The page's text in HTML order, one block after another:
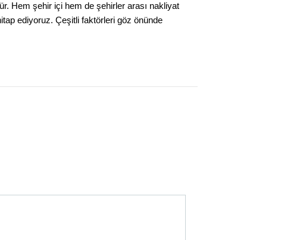
Hem şehir içi hem de şehirler arası nakliyat
ediyoruz. Çeşitli faktörleri göz önünde